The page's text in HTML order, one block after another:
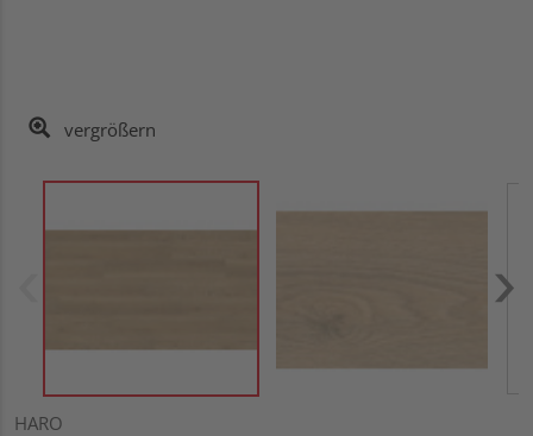
vergrößern
HARO